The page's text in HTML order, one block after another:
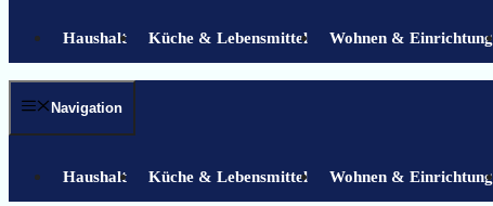
Haushalt Küche & Lebensmittel Wohnen & Einrichtung
Navigation
Haushalt Küche & Lebensmittel Wohnen & Einrichtung